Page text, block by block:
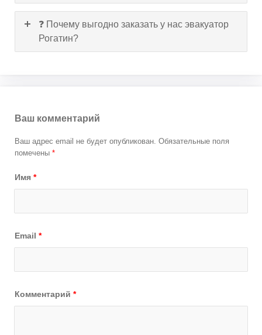
❓ Почему выгодно заказать у нас эвакуатор
Рогатин?
Ваш комментарий
Ваш адрес email не будет опубликован. Обязательные поля
помечены *
Имя *
Email *
Комментарий *